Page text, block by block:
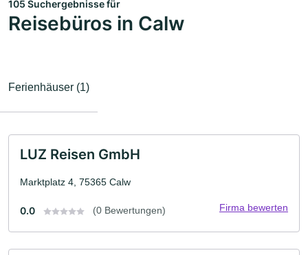
105 Suchergebnisse für
Reisebüros in Calw
Ferienhäuser (1)
LUZ Reisen GmbH
Marktplatz 4, 75365 Calw
0.0 (0 Bewertungen) Firma bewerten